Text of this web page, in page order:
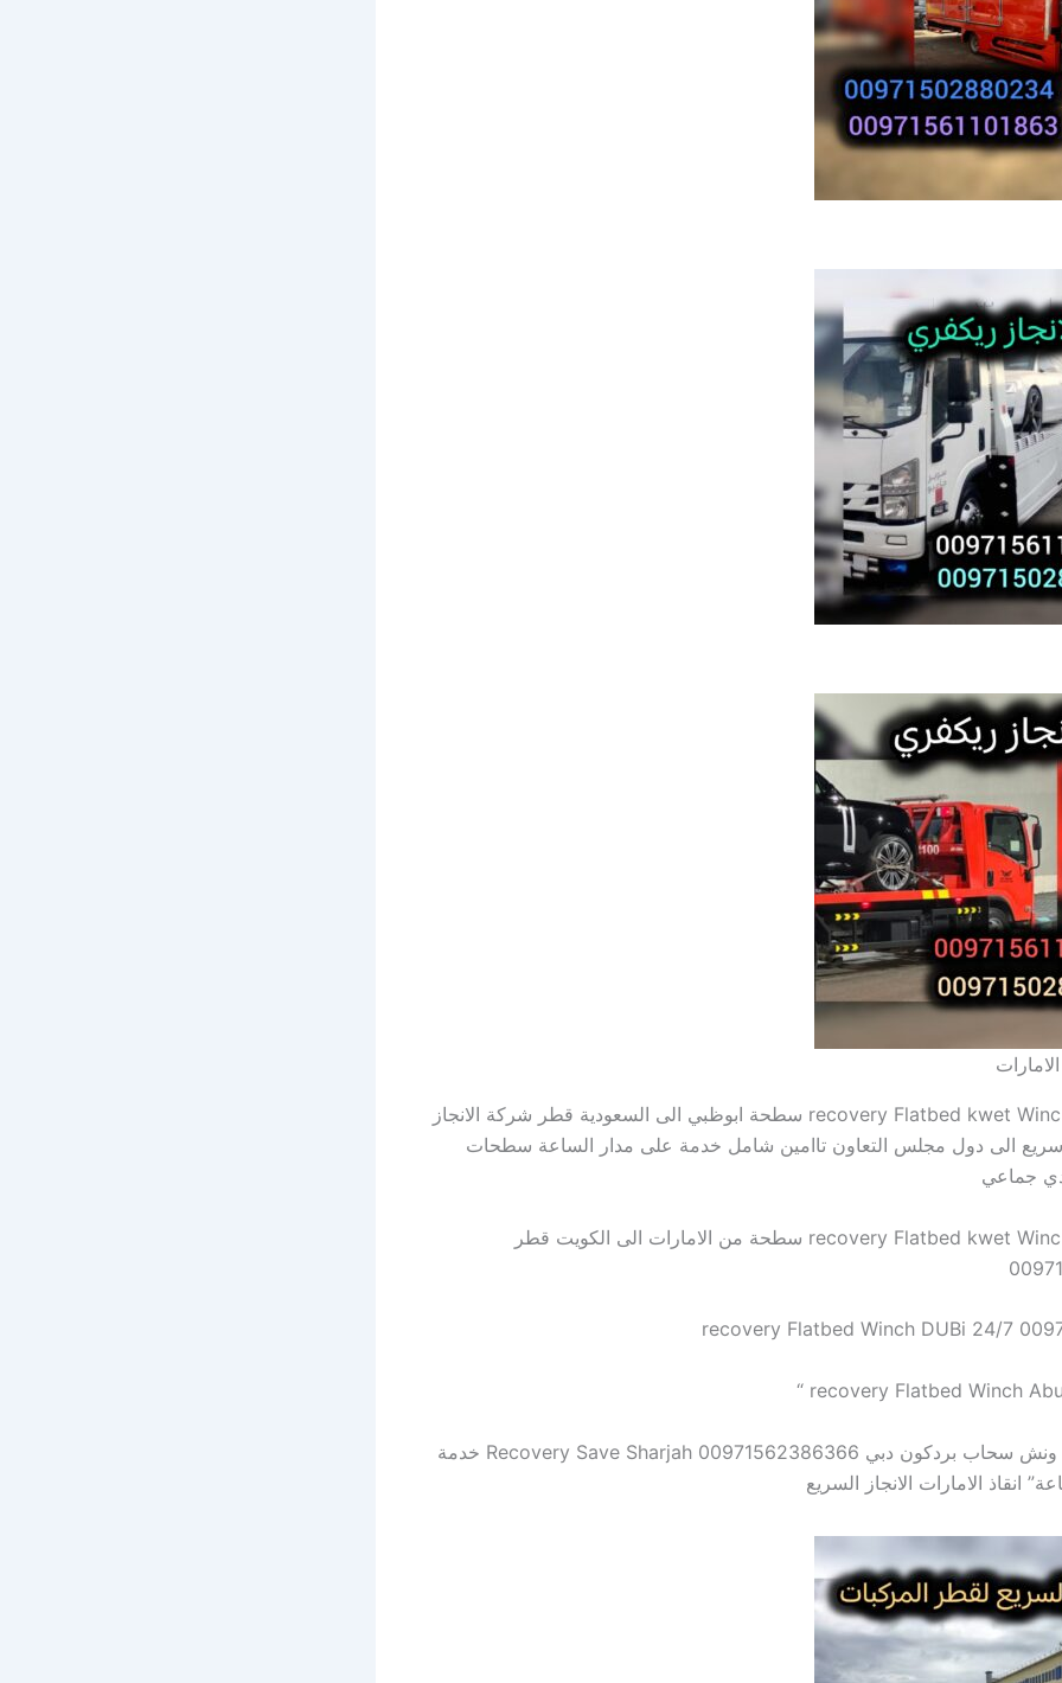
recovery Flatbed kwet Winch DUBi 24/7 سطحة ابوظبي الى السعودية قطر شركة الانجاز
الى دول مجلس التعاون تاامين شامل خدمة على مدار الساعة سطحات
جماعي
recovery Flatbed kwet Winch DUBi 24/7 سطحة من الامارات الى الكويت قطر
recovery Flatbed Winch DUBi 24/7
recovery Flatbed Winch Abu
“ريكفري انقاذ ونش سحاب بردكون دبي 00971562386366 Recovery Save Sharjah خدمة
انقاذ الامارات الانجاز السريع